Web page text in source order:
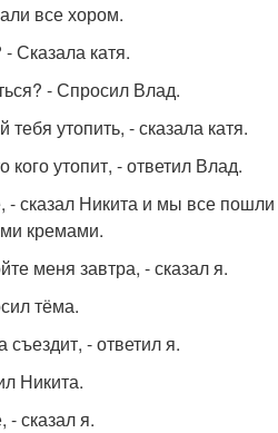
все хором.
Сказала катя.
- Спросил Влад.
тебя утопить, - сказала катя.
кого утопит, - ответил Влад.
- сказал Никита и мы все
кремами.
меня завтра, - сказал я.
тёма.
съездит, - ответил я.
Никита.
- сказал я.